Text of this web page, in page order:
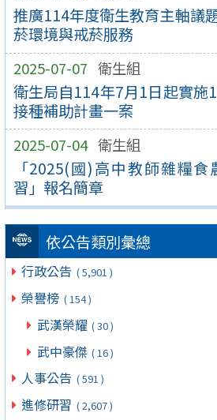
推廣114年度衛生教育主軸議
菸環境與戒菸服務
2025-07-07 衛生組
衛生局自114年7月1日起實施
接種補助計畫一案
2025-07-04 衛生組
「2025(國)高中教師雜糧
習」報名簡章
依公告類別彙總
行政公告 ( 5,901 )
榮譽榜 ( 154 )
武漢榮耀 ( 30 )
武中豪傑 ( 16 )
人事公告 ( 591 )
進修研習 ( 2,607 )